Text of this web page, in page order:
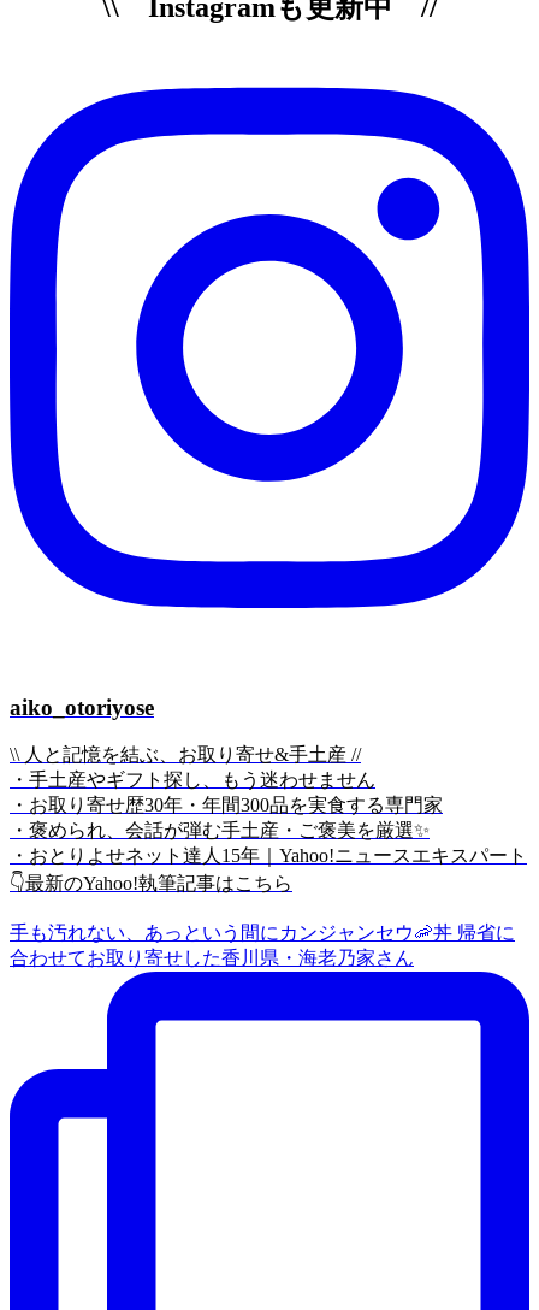
\\ Instagramも更新中 //
aiko_otoriyose
\\ 人と記憶を結ぶ、お取り寄せ&手土産 //
・手土産やギフト探し、もう迷わせません
・お取り寄せ歴30年・年間300品を実食する専門家
・褒められ、会話が弾む手土産・ご褒美を厳選✨
・おとりよせネット達人15年｜Yahoo!ニュースエキスパート
👇最新のYahoo!執筆記事はこちら
手も汚れない、あっという間にカンジャンセウ🦐丼 帰省に
合わせてお取り寄せした香川県・海老乃家さん